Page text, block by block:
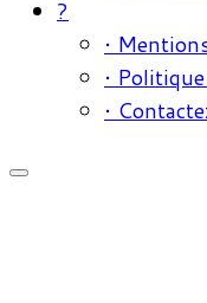
?
•
•
•